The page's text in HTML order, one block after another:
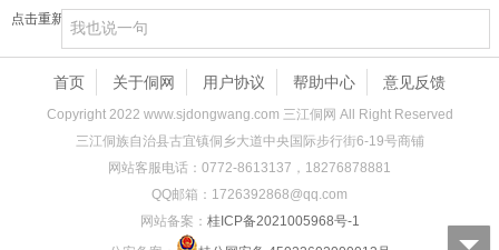
点击重新加载
首页 关于侗网 用户协议 帮助中心 意见反馈
Copyright 2022 www.sjdongwang.com 三江侗网 All Right Reserved
三江侗族自治县古宜镇侗乡大道中央国际步行街6-19号商铺
网站客服电话：0772-8613137，18276878881
QQ邮箱：1726392868@qq.com
网站备案： 桂ICP备2021005968号-1